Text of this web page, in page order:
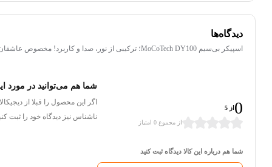
دیدگاه‌ها
اسپیکر بی‌سیم MoCoTech DY100؛ ترکیبی از نور، صدا و کاربرد! مخصوص عاشقان موسیقی
0 از 5
از مجموع 0 امتیاز
شما هم درباره این کالا دیدگاه ثبت کنید
شما هم می‌توانید در مورد
اگر این محصول را قبلا از
ناشناس نیز دیدگاه خود را ثبت